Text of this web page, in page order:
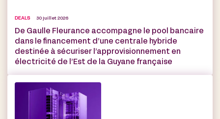
DEALS 30 juillet 2026
De Gaulle Fleurance accompagne le pool bancaire
dans le financement d’une centrale hybride
destinée à sécuriser l’approvisionnement en
électricité de l’Est de la Guyane française